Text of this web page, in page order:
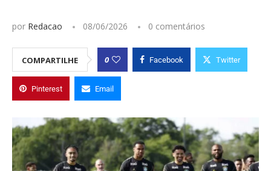
por Redacao 08/06/2026 0 comentários
COMPARTILHE 0 Facebook Twitter
Pinterest Email